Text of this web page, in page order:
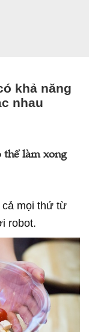
khả năng
nhau
thể làm xong
cả mọi thứ từ
robot.